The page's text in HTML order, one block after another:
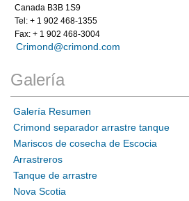
Canada B3B 1S9
Tel: + 1 902 468-1355
Fax: + 1 902 468-3004
Crimond@crimond.com
Galería
Galería Resumen
Crimond separador arrastre tanque
Mariscos de cosecha de Escocia
Arrastreros
Tanque de arrastre
Nova Scotia